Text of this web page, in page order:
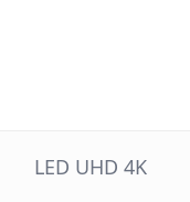
LED UHD 4K